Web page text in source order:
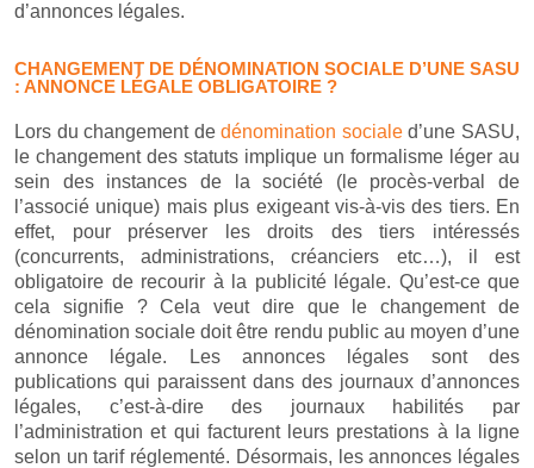
d’annonces légales.
CHANGEMENT DE DÉNOMINATION SOCIALE D’UNE SASU
: ANNONCE LÉGALE OBLIGATOIRE ?
Lors du changement dedénomination socialed’une SASU,
le changement des statuts implique un formalisme léger au
sein des instances de la société (le procès-verbal de
l’associé unique) mais plus exigeant vis-à-vis des tiers. En
effet, pour préserver les droits des tiers intéressés
(concurrents, administrations, créanciers etc…), il est
obligatoire de recourir à la publicité légale. Qu’est-ce que
cela signifie ? Cela veut dire que le changement de
dénomination sociale doit être rendu public au moyen d’une
annonce légale. Les annonces légales sont des
publications qui paraissent dans des journaux d’annonces
légales, c’est-à-dire des journaux habilités par
l’administration et qui facturent leurs prestations à la ligne
selon un tarif réglementé. Désormais, les annonces légales